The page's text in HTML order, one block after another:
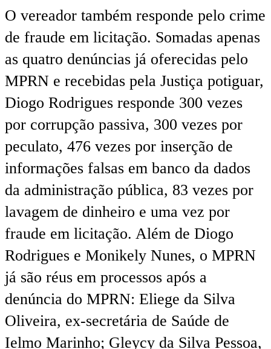
O vereador também responde pelo crime
de fraude em licitação. Somadas apenas
as quatro denúncias já oferecidas pelo
MPRN e recebidas pela Justiça potiguar,
Diogo Rodrigues responde 300 vezes
por corrupção passiva, 300 vezes por
peculato, 476 vezes por inserção de
informações falsas em banco da dados
da administração pública, 83 vezes por
lavagem de dinheiro e uma vez por
fraude em licitação. Além de Diogo
Rodrigues e Monikely Nunes, o MPRN
já são réus em processos após a
denúncia do MPRN: Eliege da Silva
Oliveira, ex-secretária de Saúde de
Ielmo Marinho; Gleycy da Silva Pessoa,